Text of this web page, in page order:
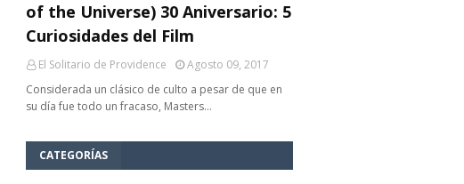
of the Universe) 30 Aniversario: 5
Curiosidades del Film
El Solitario de Providence
Agosto 09, 2017
Considerada un clásico de culto a pesar de que en
su día fue todo un fracaso, Masters…
CATEGORÍAS